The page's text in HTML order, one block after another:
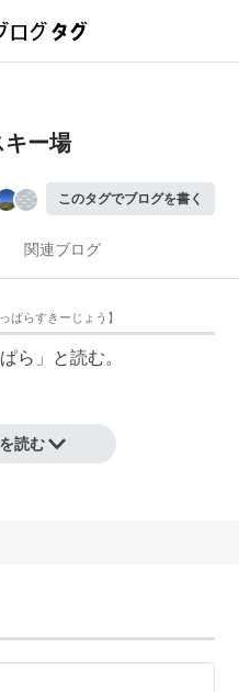
ー場
このタグでブログを書く
関連ブログ
ぱらすきーじょう 】
ら」と読む。
前。
読む